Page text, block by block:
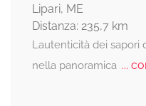
Lipari, ME
Distanza: 235,7 km
Lautenticità dei
nella panoramica...